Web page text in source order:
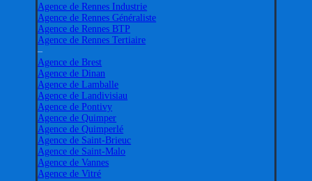
Agence de Rennes Industrie
Agence de Rennes Généraliste
Agence de Rennes BTP
Agence de Rennes Tertiaire
–
Agence de Brest
Agence de Dinan
Agence de Lamballe
Agence de Landivisiau
Agence de Pontivy
Agence de Quimper
Agence de Quimperlé
Agence de Saint-Brieuc
Agence de Saint-Malo
Agence de Vannes
Agence de Vitré